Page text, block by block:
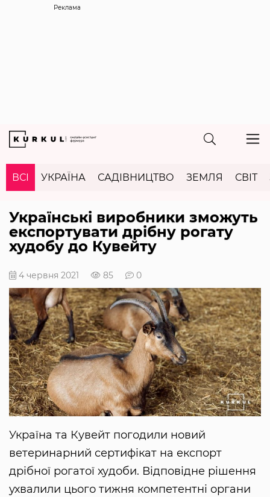
Реклама
ВСІ УКРАЇНА САДІВНИЦТВО ЗЕМЛЯ СВІТ
Українські виробники зможуть
експортувати дрібну рогату
худобу до Кувейту
4 червня 2021 85 0
Україна та Кувейт погодили новий
ветеринарний сертифікат на експорт
дрібної рогатої худоби. Відповідне рішення
ухвалили цього тижня компетентні органи